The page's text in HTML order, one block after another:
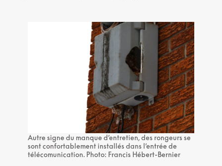
Autre signe du manque d’entretien, des rongeurs se
sont confortablement installés dans l’entrée de
télécomunication. Photo: Francis Hébert-Bernier